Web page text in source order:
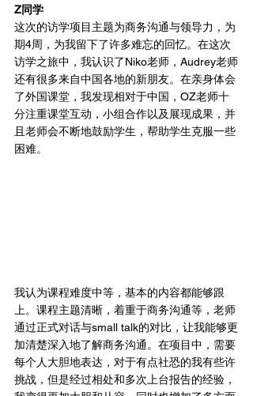
Z同学
这次的访学项目主题为商务沟通与领导力，为
期4周，为我留下了许多难忘的回忆。在这次
访学之旅中，我认识了Niko老师，Audrey老师
还有很多来自中国各地的新朋友。在亲身体会
了外国课堂，我发现相对于中国，OZ老师十
分注重课堂互动，小组合作以及展现成果，并
且老师会不断地鼓励学生，帮助学生克服一些
困难。
我认为课程难度中等，基本的内容都能够跟
上。课程主题清晰，着重于商务沟通等，老师
通过正式对话与small talk的对比，让我能够更
加清楚深入地了解商务沟通。在项目中，需要
每个人大胆地表达，对于有点社恐的我有些许
挑战，但是经过相处和多次上台报告的经验，